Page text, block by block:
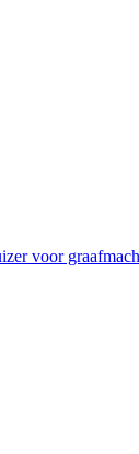
voor